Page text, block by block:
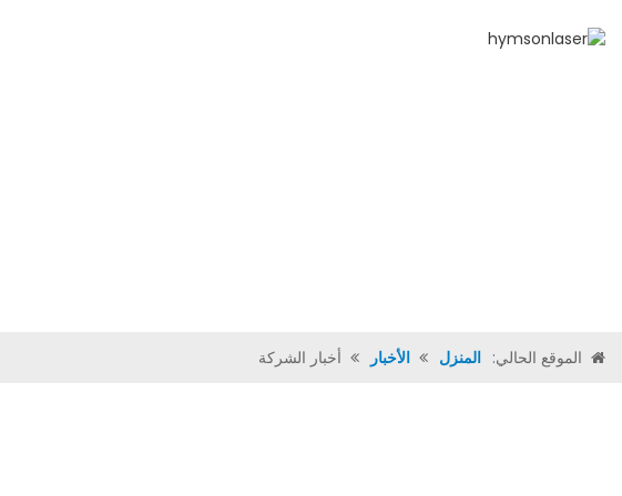
الموقع الحالي: المنزل الأخبار أخبار الشركة